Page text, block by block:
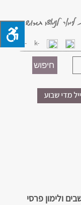
ולימון פרסי